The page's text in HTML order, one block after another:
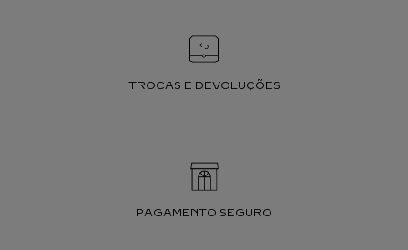
TROCAS E DEVOLUÇÕES
PAGAMENTO SEGURO